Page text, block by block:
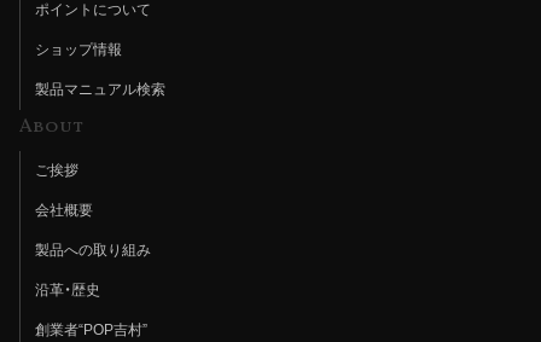
ポイントについて
ショップ情報
製品マニュアル検索
About
ご挨拶
会社概要
製品への取り組み
沿革・歴史
創業者“POP吉村”